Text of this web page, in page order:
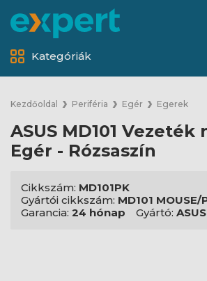
Kategóriák
Kezdőoldal Periféria Egér Egerek
ASUS MD101
Egér - Rózsaszín
Cikkszám: MD101PK
Gyártói cikkszám: MD101 MOUSE/
Garancia: 24 hónap Gyártó: ASUS